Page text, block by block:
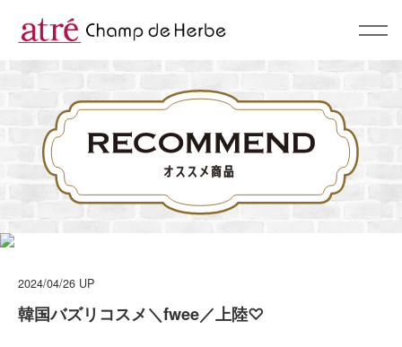
About
コンセプト
BrandList
ブランド一覧
Campaign & News
Recommend
スタッフおすすめ
2024/04/26 UP
韓国バズリコスメ＼fwee／上陸♡